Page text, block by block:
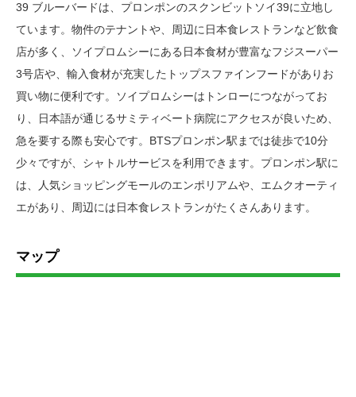
39 ブルーバードは、プロンポンのスクンビットソイ39に立地し
ています。物件のテナントや、周辺に日本食レストランなど飲食
店が多く、ソイプロムシーにある日本食材が豊富なフジスーパー
3号店や、輸入食材が充実したトップスファインフードがありお
買い物に便利です。ソイプロムシーはトンローにつながってお
り、日本語が通じるサミティベート病院にアクセスが良いため、
急を要する際も安心です。BTSプロンポン駅までは徒歩で10分
少々ですが、シャトルサービスを利用できます。プロンポン駅に
は、人気ショッピングモールのエンポリアムや、エムクオーティ
エがあり、周辺には日本食レストランがたくさんあります。
マップ